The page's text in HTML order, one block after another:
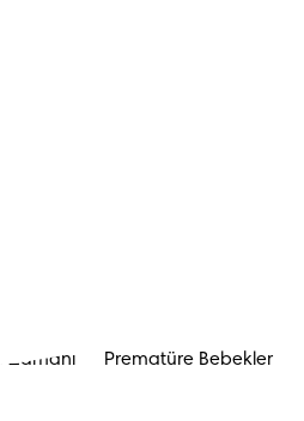
Zamanı Prematüre Bebekler